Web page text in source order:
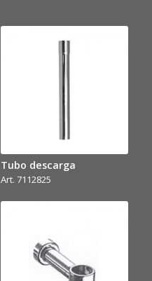
Tubo descarga
Art. 7112825